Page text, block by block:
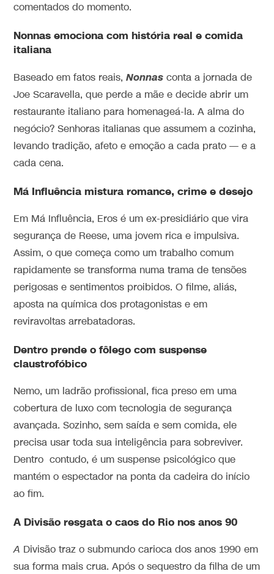
comentados do momento.
Nonnas emociona com história real e comida
italiana
Baseado em fatos reais,Nonnas conta a jornada de
Joe Scaravella, que perde a mãe e decide abrir um
restaurante italiano para homenageá-la. A alma do
negócio? Senhoras italianas que assumem a cozinha,
levando tradição, afeto e emoção a cada prato — e a
cada cena.
Má Influência mistura romance, crime e desejo
Em Má Influência, Eros é um ex-presidiário que vira
segurança de Reese, uma jovem rica e impulsiva.
Assim, o que começa como um trabalho comum
rapidamente se transforma numa trama de tensões
perigosas e sentimentos proibidos. O filme, aliás,
aposta na química dos protagonistas e em
reviravoltas arrebatadoras.
Dentro prende o fôlego com suspense
claustrofóbico
Nemo, um ladrão profissional, fica preso em uma
cobertura de luxo com tecnologia de segurança
avançada. Sozinho, sem saída e sem comida, ele
precisa usar toda sua inteligência para sobreviver.
Dentro contudo, é um suspense psicológico que
mantém o espectador na ponta da cadeira do início
ao fim.
A Divisão resgata o caos do Rio nos anos 90
A Divisão traz o submundo carioca dos anos 1990 em
sua forma mais crua. Após o sequestro da filha de um